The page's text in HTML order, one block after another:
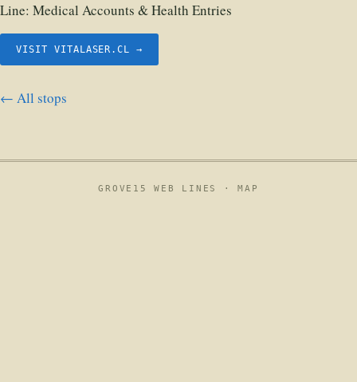
Line: Medical Accounts & Health Entries
VISIT VITALASER.CL →
← All stops
GROVE15 WEB LINES ·MAP